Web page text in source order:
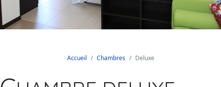
Accueil Chambres Deluxe